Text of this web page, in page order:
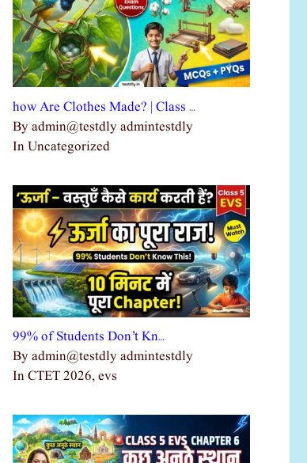
how Are Clothes Made? | Class …
By admin@testdly admintestdly
In Uncategorized
99% of Students Don’t Kn…
By admin@testdly admintestdly
In CTET 2026, evs